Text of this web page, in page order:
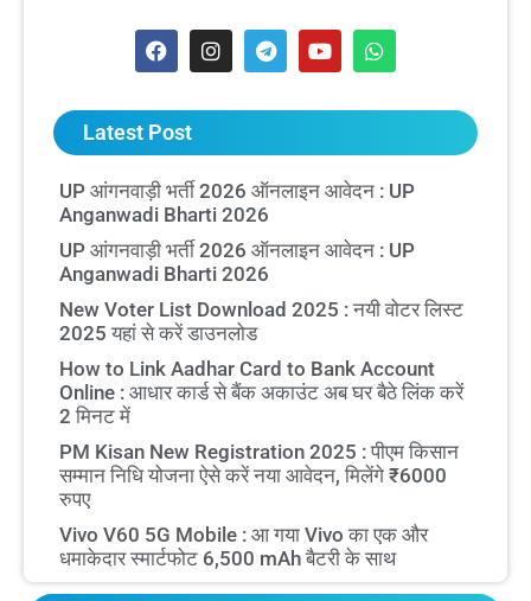
Latest Post
UP आंगनवाड़ी भर्ती 2026 ऑनलाइन आवेदन : UP
Anganwadi Bharti 2026
UP आंगनवाड़ी भर्ती 2026 ऑनलाइन आवेदन : UP
Anganwadi Bharti 2026
New Voter List Download 2025 : नयी वोटर लिस्ट
2025 यहां से करें डाउनलोड
How to Link Aadhar Card to Bank Account
Online : आधार कार्ड से बैंक अकाउंट अब घर बैठे लिंक करें
2 मिनट में
PM Kisan New Registration 2025 : पीएम किसान
सम्मान निधि योजना ऐसे करें नया आवेदन, मिलेंगे ₹6000
रुपए
Vivo V60 5G Mobile : आ गया Vivo का एक और
धमाकेदार स्मार्टफोट 6,500 mAh बैटरी के साथ